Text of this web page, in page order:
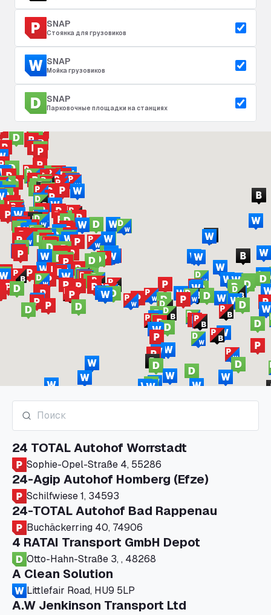
SNAP
Стоянка для грузовиков
SNAP
Мойка грузовиков
SNAP
Парковочные площадки на станциях
24 TOTAL Autohof Worrstadt
Sophie-Opel-Straße 4, 55286
24-Agip Autohof Homberg (Efze)
Schilfwiese 1, 34593
24-TOTAL Autohof Bad Rappenau
Buchäckerring 40, 74906
4 RATAI Transport GmbH Depot
Otto-Hahn-Straße 3, , 48268
A Clean Solution
Littlefair Road, HU9 5LP
A.W Jenkinson Transport Ltd